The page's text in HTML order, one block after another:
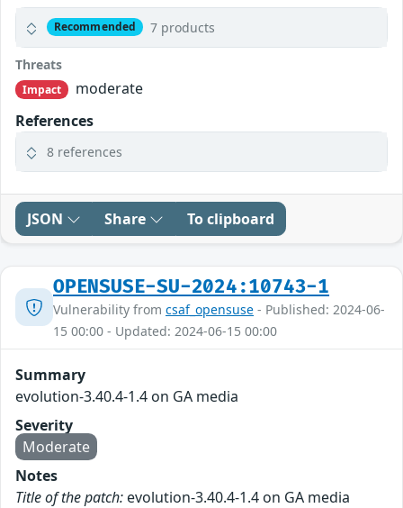
Recommended 7 products
Threats
Impact
moderate
References
8 references
JSON Share To clipboard
OPENSUSE-SU-2024:10743-1
Vulnerability from csaf_opensuse - Published: 2024-06-
15 00:00 - Updated: 2024-06-15 00:00
Summary
evolution-3.40.4-1.4 on GA media
Severity
Moderate
Notes
Title of the patch: evolution-3.40.4-1.4 on GA media